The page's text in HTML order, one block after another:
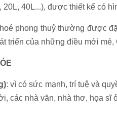
40L...), được thiết kế có
phong thuỷ thường được
triển của những điều mới
: vì có sức mạnh, trí tuệ và
các nhà văn, nhà thơ, họa